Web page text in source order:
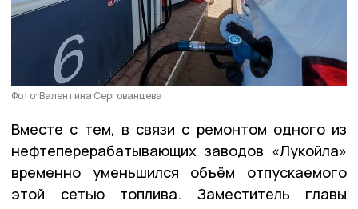
Фото: Валентина Сергованцева
Вместе с тем, в связи с ремонтом одного из
нефтеперерабатывающих заводов «Лукойла»
временно уменьшился объём отпускаемого
этой сетью топлива. Заместитель главы